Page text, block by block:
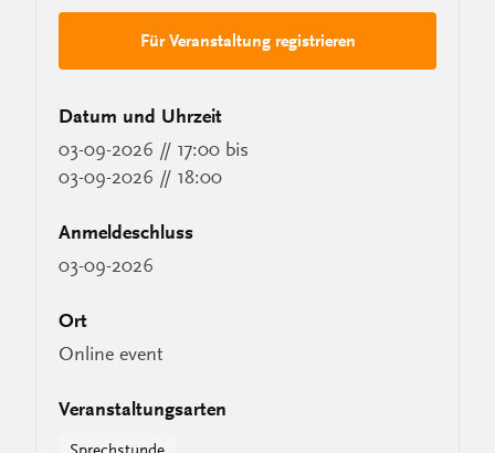
Für Veranstaltung registrieren
Datum und Uhrzeit
03-09-2026 // 17:00 bis
03-09-2026 // 18:00
Anmeldeschluss
03-09-2026
Ort
Online event
Veranstaltungsarten